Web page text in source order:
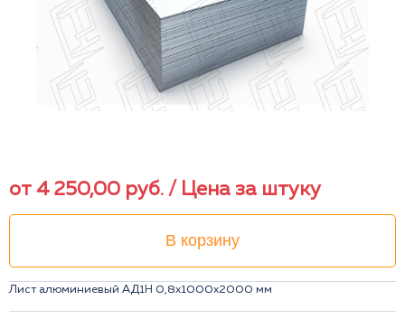
от 4 250,00 руб. / Цена за штуку
В корзину
Лист алюминиевый АД1Н 0,8x1000x2000 мм